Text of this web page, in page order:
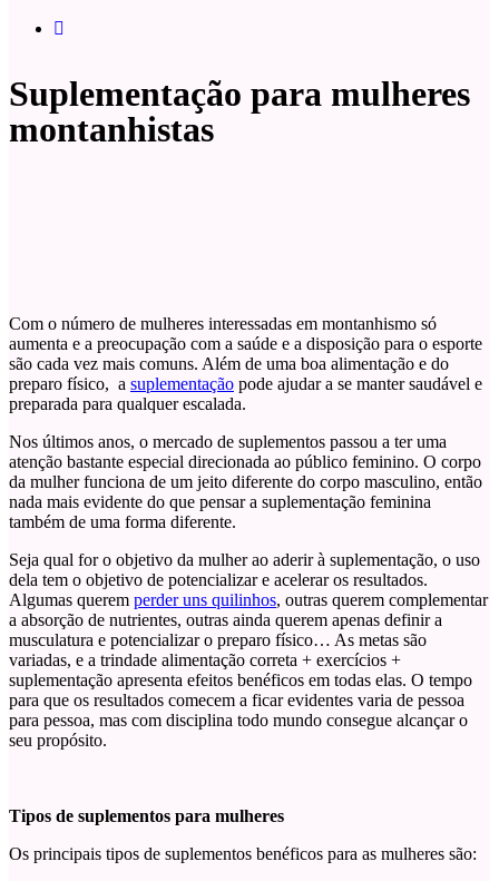
Suplementação para mulheres
montanhistas
Com o número de mulheres interessadas em montanhismo só
aumenta e a preocupação com a saúde e a disposição para o esporte
são cada vez mais comuns. Além de uma boa alimentação e do
preparo físico, a suplementação pode ajudar a se manter saudável e
preparada para qualquer escalada.
Nos últimos anos, o mercado de suplementos passou a ter uma
atenção bastante especial direcionada ao público feminino. O corpo
da mulher funciona de um jeito diferente do corpo masculino, então
nada mais evidente do que pensar a suplementação feminina
também de uma forma diferente.
Seja qual for o objetivo da mulher ao aderir à suplementação, o uso
dela tem o objetivo de potencializar e acelerar os resultados.
Algumas querem perder uns quilinhos, outras querem complementar
a absorção de nutrientes, outras ainda querem apenas definir a
musculatura e potencializar o preparo físico… As metas são
variadas, e a trindade alimentação correta + exercícios +
suplementação apresenta efeitos benéficos em todas elas. O tempo
para que os resultados comecem a ficar evidentes varia de pessoa
para pessoa, mas com disciplina todo mundo consegue alcançar o
seu propósito.
Tipos de suplementos para mulheres
Os principais tipos de suplementos benéficos para as mulheres são: